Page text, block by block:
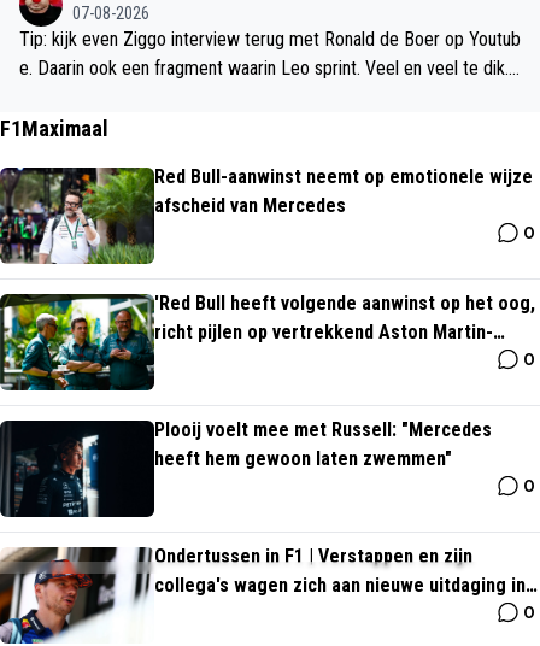
kopen voor 60 miljoen, maar ik zou het risico van geen Champions
League bij hun leggen. 30 miljoen erbij als we het niet halen.
07-08-2026
Tip: kijk even Ziggo interview terug met Ronald de Boer op Youtub
e. Daarin ook een fragment waarin Leo sprint. Veel en veel te dik.
eihard aan de bak maar die zal er niet klaar voor zijn tegen PSV
F1Maximaal
Red Bull-aanwinst neemt op emotionele wijze
afscheid van Mercedes
0
'Red Bull heeft volgende aanwinst op het oog,
richt pijlen op vertrekkend Aston Martin-
0
Plooij voelt mee met Russell: "Mercedes
heeft hem gewoon laten zwemmen"
0
Ondertussen in F1 | Verstappen en zijn
collega's wagen zich aan nieuwe uitdaging in
0